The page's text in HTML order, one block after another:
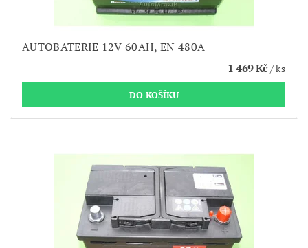
AUTOBATERIE 12V 60AH, EN 480A
1 469 Kč/ ks